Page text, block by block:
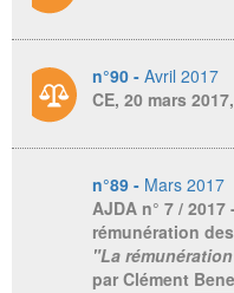
n°90 - Avril 2017
CE, 20 mars
n°89 - Mars 2017
AJDA n° 7 /
rémunération
"La
par Clément